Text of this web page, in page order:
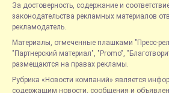
За достоверность, содержание и
законодательства рекламных материалов
рекламодатель.
Материалы, отмеченные плашками "Пресс-
"Партнерский материал", "Promo",
размещаются на правах рекламы.
Рубрика «Новости компаний» является
содержащим новости, сообщения и